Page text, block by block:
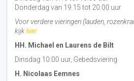
Donderdag van 19.15 tot 20.00 uur
Voor verdere vieringen (lauden,
kijkhier
HH. Michael en Laurens de Bilt
Dinsdag 10:00 uur, Gebedsviering
H. Nicolaas Eemnes